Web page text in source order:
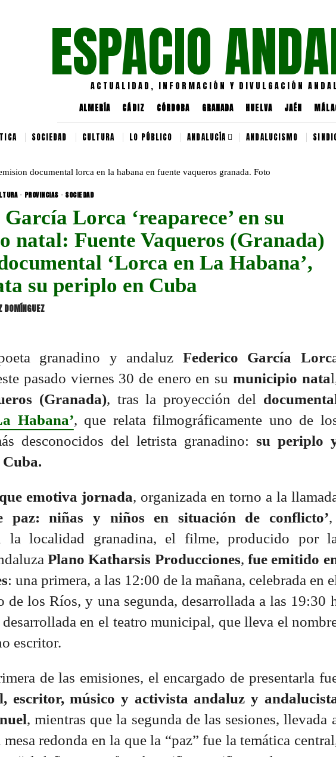
ESPACIO
ACTUALIDAD, INFORMACIÓN Y DIVULGACIÓN
ALMERÍA CÁDIZ CÓRDOBA GRANADA HUELVA JAÉN
SOCIEDAD CULTURA LO PÚBLICO ANDALUCÍA ANDALUCISMO
· PROVINCIAS · SOCIEDAD
Lorca ‘reaparece’ en su
natal: Fuente Vaqueros (Granada)
‘Lorca en La Habana’,
su periplo en Cuba
DOMÍNGUEZ
granadino y andaluz Federico García Lorc
pasado viernes 30 de enero en su municipio nata
(Granada), tras la proyección del
Habana’, que relata filmográficamente uno de
desconocidos del letrista granadino: su periplo
emotiva jornada, organizada en torno a la
paz: niñas y niños en situación de conflicto’,
la localidad granadina, el filme, producido por
Plano Katharsis Producciones, fue emitido
: una primera, a las 12:00 de la mañana, celebrada en
de los Ríos, y una segunda, desarrollada a las 19:30
en el teatro municipal, que lleva el
escritor.
de las emisiones, el encargado de presentarla
escritor, músico y activista andaluz y
, mientras que la segunda de las sesiones, llevada
mesa redonda en la que la “paz” fue la temática